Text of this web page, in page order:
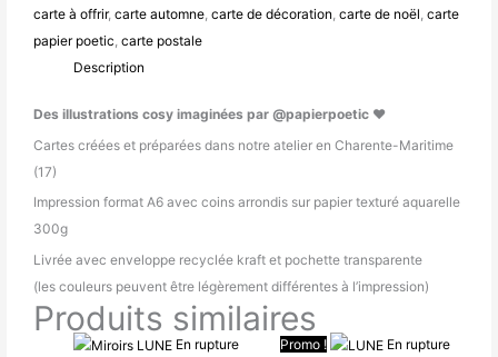
carte à offrir,carte automne ,carte de décoration ,carte de noël ,carte
papier poetic ,carte postale
Description
Des illustrations cosy imaginées par @papierpoetic ♥
Cartes créées et préparées dans notre atelier en Charente-Maritime
(17)
Impression format A6 avec coins arrondis sur papier texturé aquarelle
300g
Livrée avec enveloppe recyclée kraft et pochette transparente
(les couleurs peuvent être légèrement différentes à l’impression)
Produits similaires
En rupture
Plage
Promo !
En rupture
Plage